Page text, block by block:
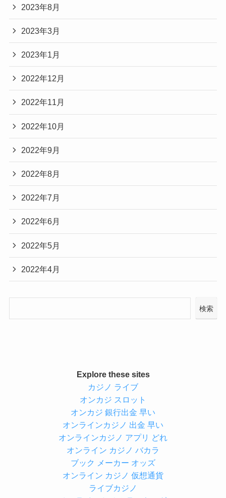
2023年8月
2023年3月
2023年1月
2022年12月
2022年11月
2022年10月
2022年9月
2022年8月
2022年7月
2022年6月
2022年5月
2022年4月
検索
Explore these sites
カジノ ライブ
オンカジ スロット
オンカジ 銀行出金 早い
オンラインカジノ 出金 早い
オンラインカジノ アプリ どれ
オンライン カジノ バカラ
ブック メーカー オッズ
オンライン カジノ 仮想通貨
ライブカジノ